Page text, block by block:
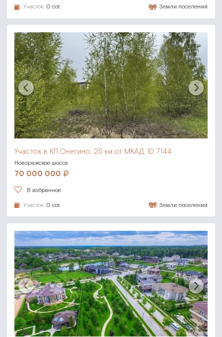
Участок: 0 сот. Земли поселений
Участок в КП Онегино, 25 км от МКАД, ID 7144
Новорижское шоссе
70 000 000
В избранное
Участок: 0 сот. Земли поселений